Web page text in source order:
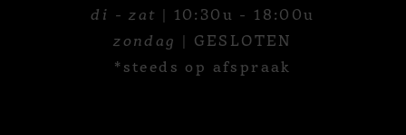
di - zat | 10:30u - 18:00u
zondag | GESLOTEN
*steeds op afspraak